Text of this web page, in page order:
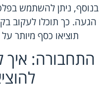
בנוסף, ניתן להשתמש
הגעה. כך תוכלו לעקוב
תוציאו כסף מיותר
התחבורה: איך